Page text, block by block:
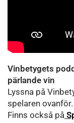
Vinbetygets
pärlande vin
Lyssna på
spelaren ovanför.
Finns också på